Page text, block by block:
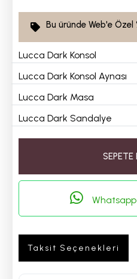
Bu üründe Web'e Özel
Lucca Dark Konsol
Lucca Dark Konsol Aynası
Lucca Dark Masa
Lucca Dark Sandalye
SEPETE
Taksit Seçenekleri